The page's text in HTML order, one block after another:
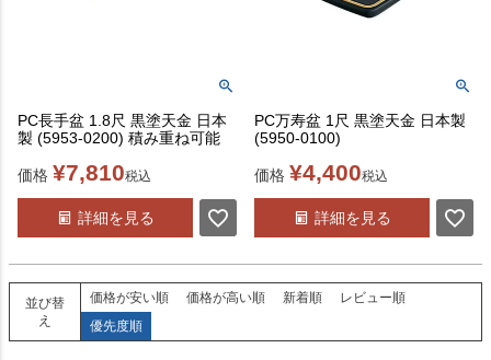
PC長手盆 1.8尺 黒塗天金 日本
製 (5953-0200) 積み重ね可能
価格 ¥7,810税込
詳細を見る
PC万寿盆 1尺 黒塗天金 日本製
(5950-0100)
価格 ¥4,400税込
詳細を見る
並び替
え
価格が安い順 価格が高い順 新着順
レビュー順
優先度順